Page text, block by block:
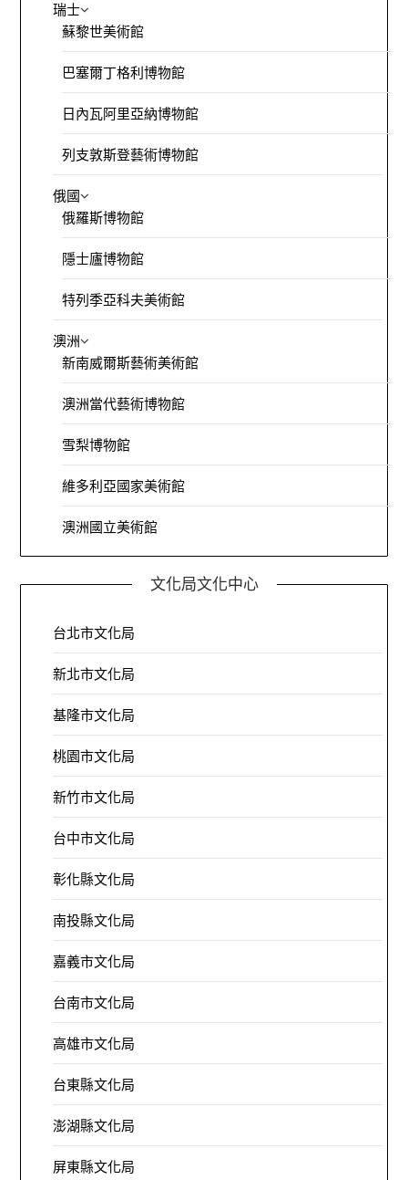
瑞士
蘇黎世美術館
巴塞爾丁格利博物館
日內瓦阿里亞納博物館
列支敦斯登藝術博物館
俄國
俄羅斯博物館
隱士廬博物館
特列季亞科夫美術館
澳洲
新南威爾斯藝術美術館
澳洲當代藝術博物館
雪梨博物館
維多利亞國家美術館
澳洲國立美術館
文化局文化中心
台北市文化局
新北市文化局
基隆市文化局
桃園市文化局
新竹市文化局
台中市文化局
彰化縣文化局
南投縣文化局
嘉義市文化局
台南市文化局
高雄市文化局
台東縣文化局
澎湖縣文化局
屏東縣文化局